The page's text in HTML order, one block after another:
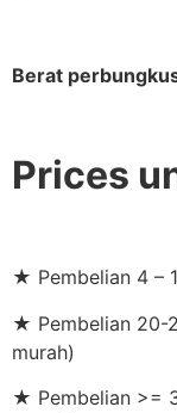
Berat
Prices
★ Pembelian 4 –
★ Pembelian 20-
murah)
★ Pembelian >=